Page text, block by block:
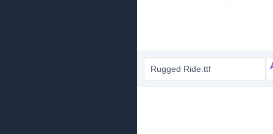
Rugged Ride.ttf